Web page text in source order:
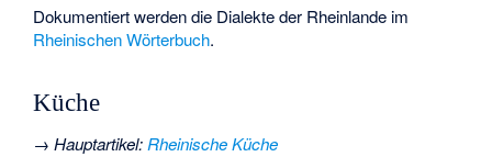
Dokumentiert werden die Dialekte der Rheinlande im
Rheinischen Wörterbuch.
Küche
→Hauptartikel: Rheinische Küche